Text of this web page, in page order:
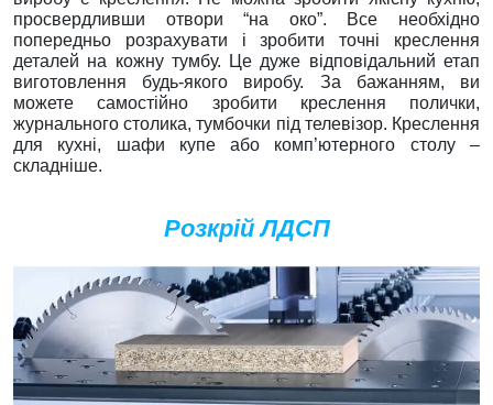
просвердливши отвори “на око”. Все необхідно
попередньо розрахувати і зробити точні креслення
деталей на кожну тумбу. Це дуже відповідальний етап
виготовлення будь-якого виробу. За бажанням, ви
можете самостійно зробити креслення полички,
журнального столика, тумбочки під телевізор. Креслення
для кухні, шафи купе або комп’ютерного столу –
складніше.
Розкрій ЛДСП